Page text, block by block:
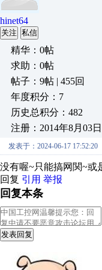
hinet64
关注 私信
精华：0帖
求助：0帖
帖子：9帖 | 455回
年度积分：7
历史总积分：482
注册：2014年8月03日
发表于：2024-06-17 17:52:20
没有喔~只能搞网関~或
回复 引用 举报
回复本条
发表回复